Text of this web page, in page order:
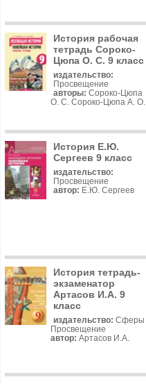
История рабочая
тетрадь Сороко-
Цюпа О. С. 9 класс
издательство:
Просвещение
авторы: Сороко-Цюпа
О. С. Сороко-Цюпа А. О.
История Е.Ю.
Сергеев 9 класс
издательство:
Просвещение
автор: Е.Ю. Сергеев
История тетрадь-
экзаменатор
Артасов И.А. 9
класс
издательство: Сферы
Просвещение
автор: Артасов И.А.